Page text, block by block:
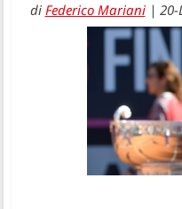
di Federico Mariani| 20-